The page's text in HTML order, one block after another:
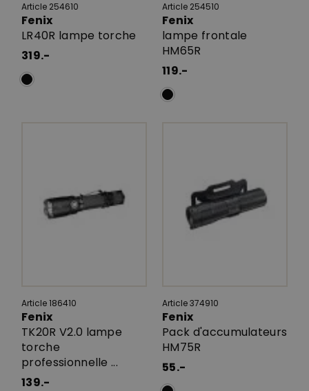
Article 254610
Fenix
LR40R lampe torche
319.-
Article 254510
Fenix
lampe frontale
HM65R
119.-
Article 186410
Fenix
TK20R V2.0 lampe
torche
professionnelle ...
139.-
Article 374910
Fenix
Pack d'accumulateurs
HM75R
55.-